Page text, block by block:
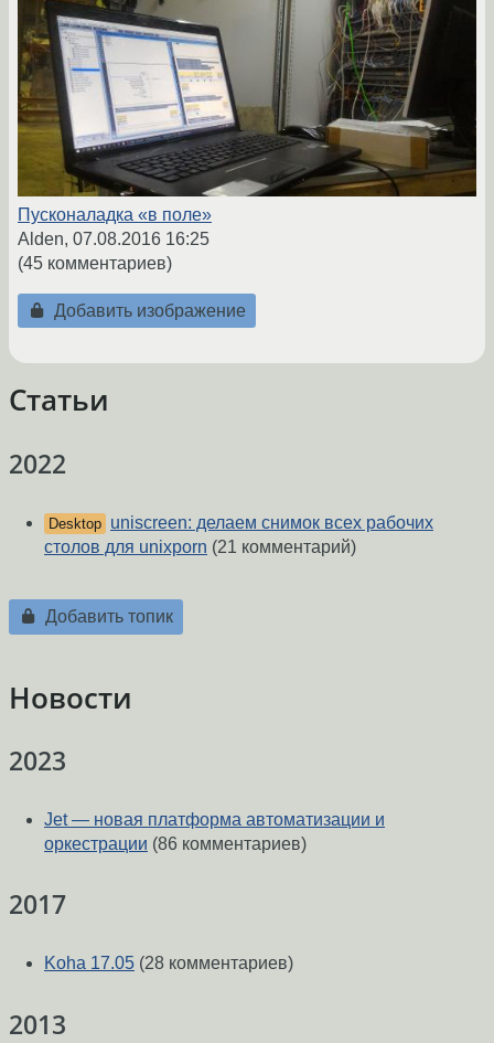
Пусконаладка «в поле»
Alden, 07.08.2016 16:25
(45 комментариев)
Добавить изображение
Статьи
2022
Desktop uniscreen: делаем снимок всех рабочих
столов для unixporn (21 комментарий)
Добавить топик
Новости
2023
Jet — новая платформа автоматизации и
оркестрации (86 комментариев)
2017
Koha 17.05 (28 комментариев)
2013